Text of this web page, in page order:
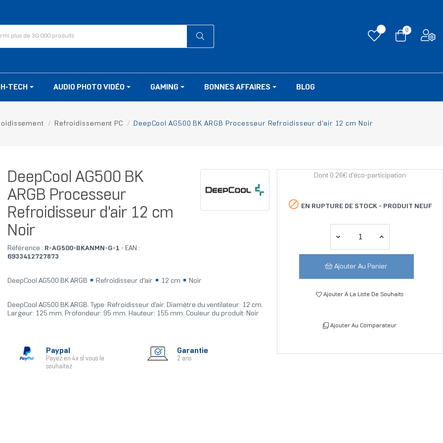
0
TECH AUDIO PHOTO VIDÉO GAMING BONNES AFFAIRES BLOG
Refroidissement PC DeepCool AG500 BK ARGB Processeur Refroidisseur d'air 12 cm Noir
DeepCool AG500 BK
ARGB Processeur
Refroidisseur d'air 12 cm
Noir
Référence : R-AG500-BKANMN-G-1 - EAN :
6933412727873
DeepCool AG500 BK ARGB Refroidisseur d'air 12 cm Noir
DeepCool AG500 BK ARGB. Type: Refroidisseur d'air, Diamètre du ventilateur: 12 cm.
Largeur: 125 mm, Profondeur: 95 mm, Hauteur: 155 mm. Couleur du produit: Noir
Paypal
Payez en 4x si vous le
souhaitez
Garantie
2 ans
Dont 0.26€ d'éco-participation
 EN RUPTURE DE STOCK - PRODUIT NEUF
Ajouter Au Panier
Ajouter À La Liste De Souhaits
Ajouter Au Comparateur